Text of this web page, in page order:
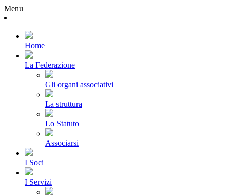
Menu
Home
La Federazione
Gli organi associativi
La struttura
Lo Statuto
Associarsi
I Soci
I Servizi